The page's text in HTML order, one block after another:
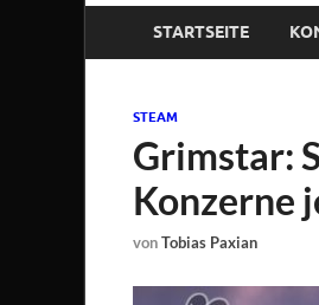
STARTSEITE
STEAM
Grimstar:
Konzerne
vonTobias Paxian